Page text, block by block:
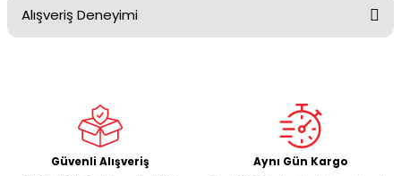
Bu ürünün fiyat bilgisi, resim, ürün açıklamalarında ve diğer
konularda yetersiz gördüğünüz noktaları öneri formunu
Ürün resmi kalitesiz, bozuk veya görüntülenemiyor.
Ürün açıklamasında eksik bilgiler bulunuyor.
Ürün bilgilerinde hatalar bulunuyor.
Alışveriş Deneyimi
Güvenli Alışveriş
Aynı Gün Kargo